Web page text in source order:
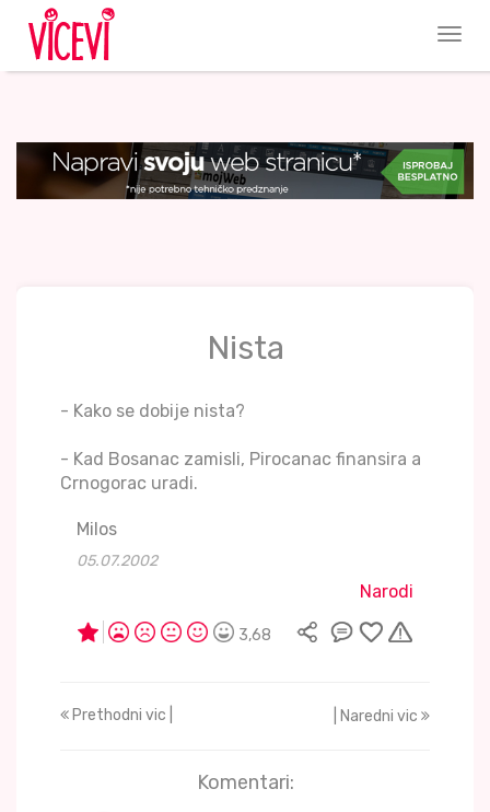
Nista
- Kako se dobije nista?
- Kad Bosanac zamisli, Pirocanac finansira a
Crnogorac uradi.
Milos
05.07.2002
Narodi
3,68
Prethodni vic | | Naredni vic
Komentari: